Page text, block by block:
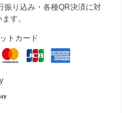
振り込み・各種QR決済に対
す。
トカード